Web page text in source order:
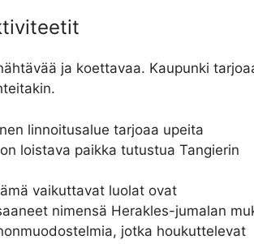
ja koettavaa. Kaupunki
linnoitusalue tarjoaa upeita
loistava paikka tutustua Tangierin
vaikuttavat luolat ovat
nimensä Herakles-jumalan
jotka houkuttelevat